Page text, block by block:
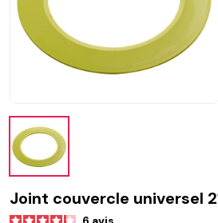
Joint couvercle universel